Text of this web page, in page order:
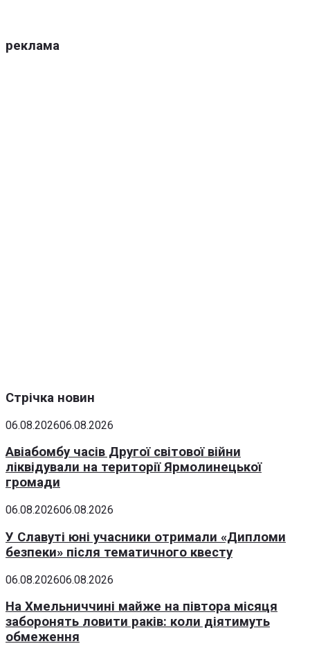
реклама
Стрічка новин
06.08.202606.08.2026
Авіабомбу часів Другої світової війни
ліквідували на території Ярмолинецької
громади
06.08.202606.08.2026
У Славуті юні учасники отримали «Дипломи
безпеки» після тематичного квесту
06.08.202606.08.2026
На Хмельниччині майже на півтора місяця
заборонять ловити раків: коли діятимуть
обмеження